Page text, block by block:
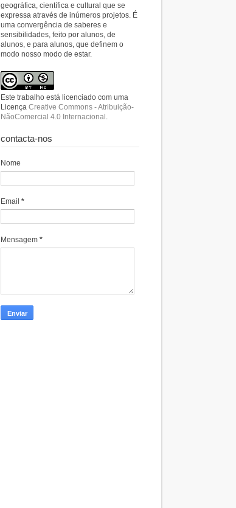
geográfica, científica e cultural que se
expressa através de inúmeros projetos. É
uma convergência de saberes e
sensibilidades, feito por alunos, de
alunos, e para alunos, que definem o
modo nosso modo de estar.
Este trabalho está licenciado com uma
Licença Creative Commons - Atribuição-
NãoComercial 4.0 Internacional .
contacta-nos
Nome
Email *
Mensagem *